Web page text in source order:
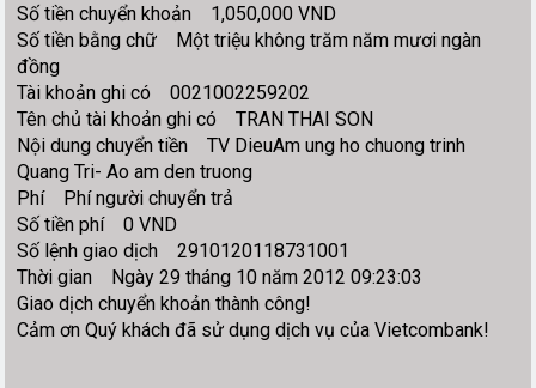
Số tiền chuyển khoản 1,050,000 VND
Số tiền bằng chữ Một triệu không trăm năm mươi ngàn
đồng
Tài khoản ghi có 0021002259202
Tên chủ tài khoản ghi có TRAN THAI SON
Nội dung chuyển tiền TV DieuAm ung ho chuong trinh
Quang Tri- Ao am den truong
Phí Phí người chuyển trả
Số tiền phí 0 VND
Số lệnh giao dịch 2910120118731001
Thời gian Ngày 29 tháng 10 năm 2012 09:23:03
Giao dịch chuyển khoản thành công!
Cảm ơn Quý khách đã sử dụng dịch vụ của Vietcombank!